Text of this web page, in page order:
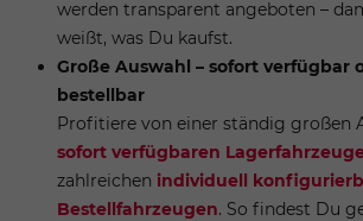
werden transparent angeboten –
weißt, was Du kaufst.
Große Auswahl – sofort verfügbar
bestellbar
Profitiere von einer ständig großen
sofort verfügbaren
zahlreichen individuell
Bestellfahrzeugen. So findest Du